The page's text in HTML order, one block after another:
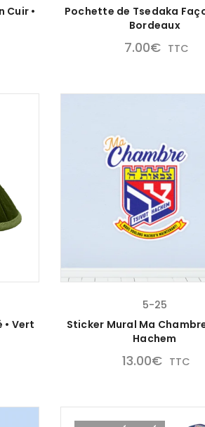
Cuir •
Pochette de Tsedaka
Bordeaux
7.00€ TTC
• Vert
5-25
Sticker Mural Ma
Hachem
13.00€ TTC